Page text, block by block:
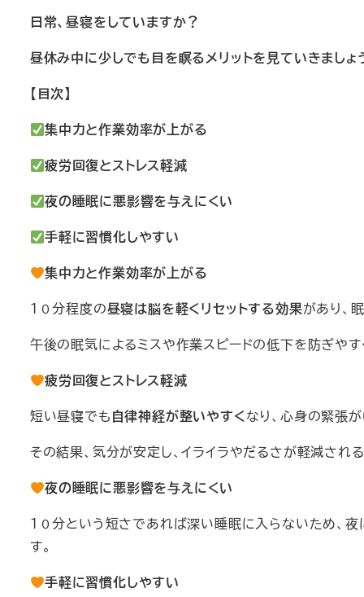
日常、昼寝をしていますか？
昼休み中に少しでも目を瞑るメリットを見ていきましょ
【目次】
集中力と作業効率が上がる
疲労回復とストレス軽減
夜の睡眠に悪影響を与えにくい
手軽に習慣化しやすい
集中力と作業効率が上がる
１０分程度の昼寝は脳を軽くリセットする効果があり、
午後の眠気によるミスや作業スピードの低下を防ぎやす
疲労回復とストレス軽減
短い昼寝でも自律神経が整いやすくなり、心身の緊張
その結果、気分が安定し、イライラやだるさが軽減され
夜の睡眠に悪影響を与えにくい
１０分という短さであれば深い睡眠に入らないため、
す。
手軽に習慣化しやすい